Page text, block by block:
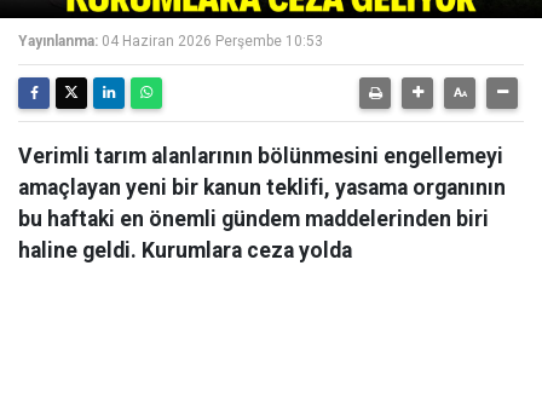
Yayınlanma: 04 Haziran 2026 Perşembe 10:53
Verimli tarım alanlarının bölünmesini engellemeyi
amaçlayan yeni bir kanun teklifi, yasama organının
bu haftaki en önemli gündem maddelerinden biri
haline geldi. Kurumlara ceza yolda